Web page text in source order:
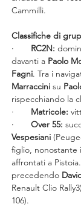
Cammilli.
Classifiche di
· RC2N:
davanti a Paolo
Fagni. Tra i
Marraccini su
rispecchiando la
· Matricole:
· Over 55:
Vespesiani
figlio,
affrontati a
precedendo
Renault Clio
106).